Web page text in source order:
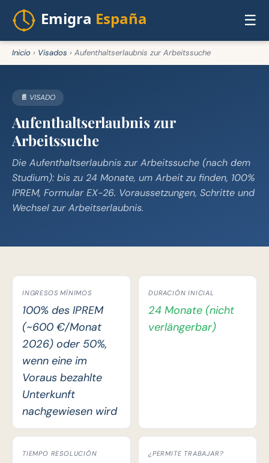
☰
Inicio › Visados › Aufenthaltserlaubnis zur Arbeitssuche
📄 VISADO
Aufenthaltserlaubnis zur
Arbeitssuche
Die Aufenthaltserlaubnis zur Arbeitssuche (nach dem
Studium): bis zu 24 Monate, um Arbeit zu finden, 100%
IPREM, Formular EX-26. Voraussetzungen, Schritte und
Wechsel zur Arbeitserlaubnis.
INGRESOS MÍNIMOS
100% des IPREM
(~600 €/Monat
2026) oder 50%,
wenn eine im
Voraus bezahlte
Unterkunft
nachgewiesen wird
DURACIÓN INICIAL
24 Monate (nicht
verlängerbar)
TIEMPO RESOLUCIÓN ¿PERMITE TRABAJAR?